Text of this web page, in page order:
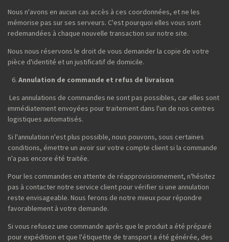
Nous n'avons en aucun cas accès à ces coordonnées, et ne les
mémorise pas sur ses serveurs. C'est pourquoi elles vous sont
redemandées à chaque nouvelle transaction sur notre site.
Nous nous réservons le droit de vous demander la copie de votre
pièce d'identité et un justificatif de domicile.
Annulation de commande et refus de livraison
Les annulations de commandes ne sont pas possibles, car elles sont
immédiatement envoyées pour traitement dans l'un de nos centres
logistiques automatisés.
Si l'annulation n'est plus possible, nous pouvons, sous certaines
conditions, émettre un avoir sur votre compte client si la commande
n'a pas encore été traitée.
Pour les commandes en attente de réapprovisionnement, n'hésitez
pas à contacter notre service client pour vérifier si une annulation
reste envisageable. Nous ferons de notre mieux pour répondre
favorablement à votre demande.
Si vous refusez une commande après que le produit a été préparé
pour expédition et que l'étiquette de transport a été générée, des